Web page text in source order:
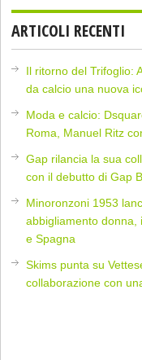
ARTICOLI RECENTI
Il ritorno del Trifoglio:
da calcio una nuova
Moda e calcio:
Roma, Manuel Ritz
Gap rilancia la sua
con il debutto di Gap
Minoronzoni 1953
abbigliamento donna,
e Spagna
Skims punta su
collaborazione con